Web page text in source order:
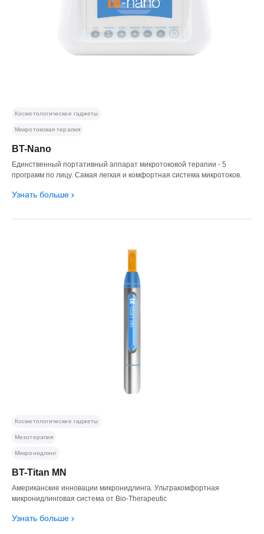
BT-Nano
Единственный портативный аппарат микротоковой терапии - 5
программ по лицу. Самая легкая и комфортная система микротоков.
Узнать больше
Косметологические гаджеты
Микротоковая терапия
BT-Titan MN
Американские инновации микронидлинга. Ультракомфортная
микронидлинговая система от Bio-Therapeutic
Узнать больше
Косметологические гаджеты
Мезотерапия
Микронидлинг